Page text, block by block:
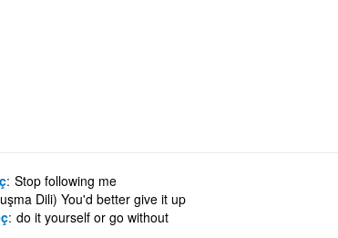
Stop following me
Dili) You'd better give it up
do it yourself or go without